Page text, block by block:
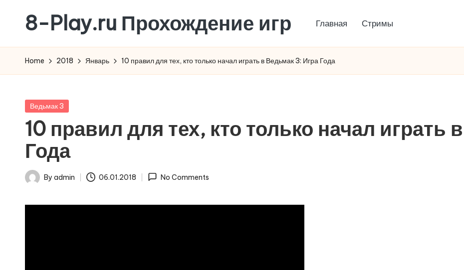
content
8-Play.ru Прохождение игр Главная Стримы
Home 2018 Январь 10 правил для тех, кто только начал играть в Ведьмак 3: Игра Года
Posted
Ведьмак 3
10 правил для тех, кто только начал играть
Года
Posted
By admin 06.01.2018 No Comments